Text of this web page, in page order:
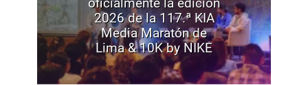
2026 de la 117.ª KIA
Media Maratón de
Lima & 10K by NIKE